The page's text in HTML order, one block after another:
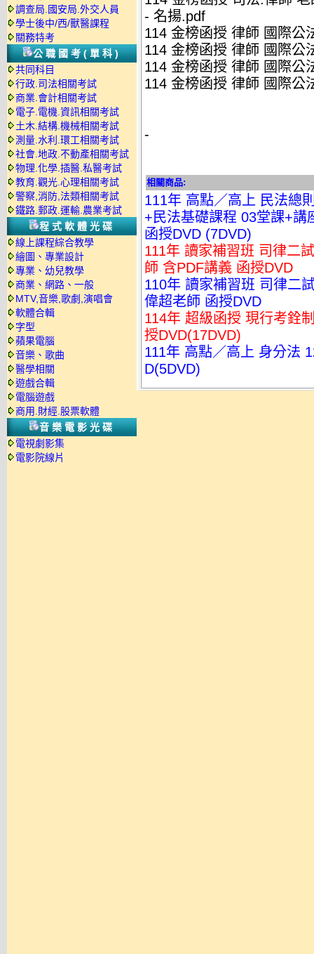
調查局.國安局.外交人員
學士後中/西/獸醫課程
關務特考
公職國考(單科)
共同科目
行政.司法相關考試
商業.會計相關考試
電子.電機.資訊相關考試
土木.結構.機械相關考試
測量.水利.環工相關考試
社會.地政.不動產相關考試
物理.化學.插醫.私醫考試
教育.觀光.心理相關考試
警察,消防,法類相關考試
鐵路.郵政.運輸.農業考試
程式軟體光碟
線上課程綜合教學
繪圖、專業設計
專業、幼兒教學
商業、網路、一般
MTV,音樂,歌劇,演唱會
軟體合輯
字型
蘋果電腦
音樂、歌曲
醫學相關
遊戲合輯
電腦遊戲
商用.財經.股票軟體
音樂電影光碟
電視劇影集
電影院線片
- 名揚.pdf
114 金榜函授 律師 國際公
114 金榜函授 律師 國際公
114 金榜函授 律師 國際公
114 金榜函授 律師 國際公
-
相關商品:
111年 高點／高上 民法總
+民法基礎課程 03堂課+講
函授DVD (7DVD)
111年 讀家補習班 司律二
師 含PDF講義 函授DVD
110年 讀家補習班 司律二
偉超老師 函授DVD
114年 超級函授 現行考銓
授DVD(17DVD)
111年 高點／高上 身分法
D(5DVD)